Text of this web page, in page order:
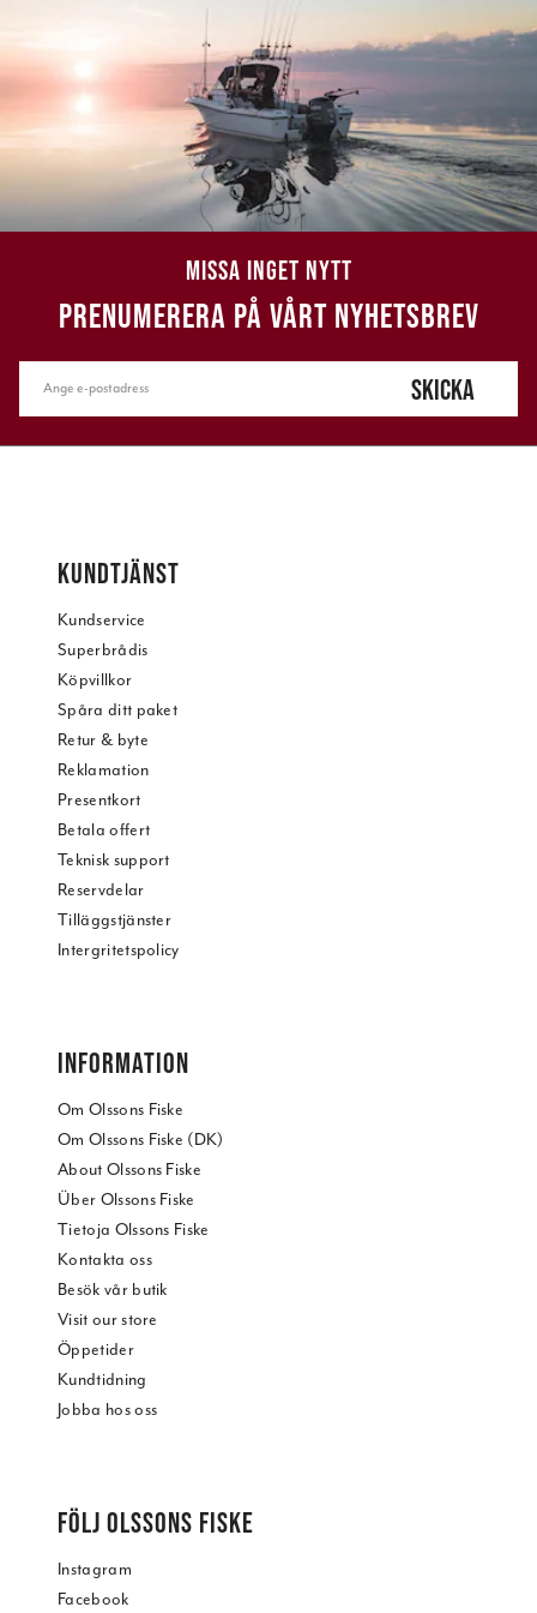
MISSA INGET NYTT
PRENUMERERA PÅ VÅRT NYHETSBREV
SKICKA
KUNDTJÄNST
Kundservice
Superbrådis
Köpvillkor
Spåra ditt paket
Retur & byte
Reklamation
Presentkort
Betala offert
Teknisk support
Reservdelar
Tilläggstjänster
Intergritetspolicy
INFORMATION
Om Olssons Fiske
Om Olssons Fiske (DK)
About Olssons Fiske
Über Olssons Fiske
Tietoja Olssons Fiske
Kontakta oss
Besök vår butik
Visit our store
Öppetider
Kundtidning
Jobba hos oss
FÖLJ OLSSONS FISKE
Instagram
Facebook